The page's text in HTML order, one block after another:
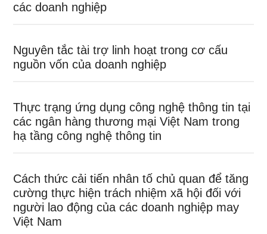
các doanh nghiệp
Nguyên tắc tài trợ linh hoạt trong cơ cấu
nguồn vốn của doanh nghiệp
Thực trạng ứng dụng công nghệ thông tin tại
các ngân hàng thương mại Việt Nam trong
hạ tầng công nghệ thông tin
Cách thức cải tiến nhân tố chủ quan để tăng
cường thực hiện trách nhiệm xã hội đối với
người lao động của các doanh nghiệp may
Việt Nam